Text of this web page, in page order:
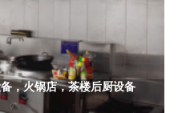
，火锅店，茶楼后厨设备